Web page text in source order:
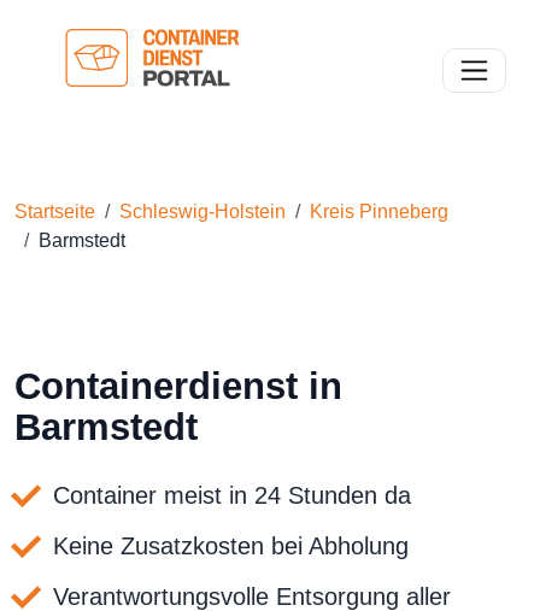
Toggle
Startseite Schleswig-Holstein
Kreis Pinneberg
Barmstedt
Containerdienst in
Barmstedt
Container meist in 24 Stunden da
Keine Zusatzkosten bei Abholung
Verantwortungsvolle Entsorgung aller